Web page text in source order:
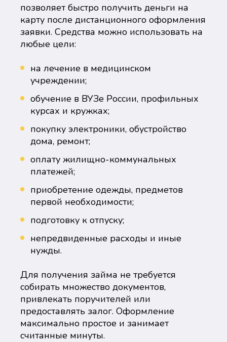
позволяет быстро получить деньги на
карту после дистанционного оформления
заявки. Средства можно использовать на
любые цели:
на лечение в медицинском
учреждении;
обучение в ВУЗе России, профильных
курсах и кружках;
покупку электроники, обустройство
дома, ремонт;
оплату жилищно-коммунальных
платежей;
приобретение одежды, предметов
первой необходимости;
подготовку к отпуску;
непредвиденные расходы и иные
нужды.
Для получения займа не требуется
собирать множество документов,
привлекать поручителей или
предоставлять залог. Оформление
максимально простое и занимает
считанные минуты.